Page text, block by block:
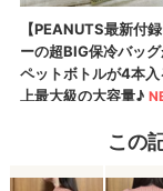
この